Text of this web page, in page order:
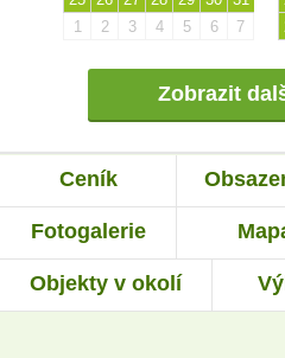
1
2 3 4 5 6 7
Zobrazit
Ceník
Fotogalerie
Objekty v okolí